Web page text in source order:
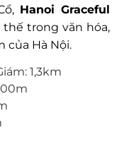
Hanoi Graceful
trong văn hóa,
của Hà Nội.
1,3km